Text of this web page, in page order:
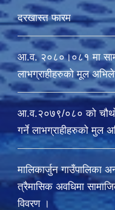
दरखास्त फारम
आ.व. २०८०।०८१ मा
लाभग्राहीहरुको मूल
आ.व.२०७९/०८० को चौथो
गर्ने लाभग्राहीहरुको मुल
मालिकार्जुन
त्रैमासिक अवधिमा
विवरण ।